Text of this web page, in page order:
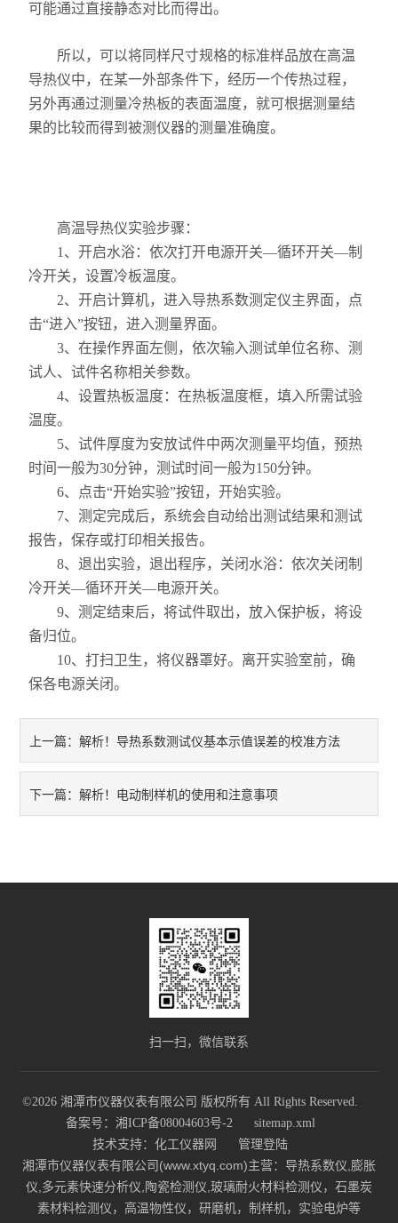
耐火材料保温材料检测仪
石墨炭素检测仪
实验室制样及研磨设备
混凝土、岩土检测仪
直读式透气性测定仪
震摆式筛砂机
可能通过直接静态对比而得出。
所以，可以将同样尺寸规格的标准样品放在高温
导热仪中，在某一外部条件下，经历一个传热过程，
另外再通过测量冷热板的表面温度，就可根据测量结
果的比较而得到被测仪器的测量准确度。
高温导热仪实验步骤：
1、开启水浴：依次打开电源开关—循环开关—制
冷开关，设置冷板温度。
2、开启计算机，进入导热系数测定仪主界面，点
击“进入”按钮，进入测量界面。
3、在操作界面左侧，依次输入测试单位名称、测
试人、试件名称相关参数。
4、设置热板温度：在热板温度框，填入所需试验
温度。
5、试件厚度为安放试件中两次测量平均值，预热
时间一般为30分钟，测试时间一般为150分钟。
6、点击“开始实验”按钮，开始实验。
7、测定完成后，系统会自动给出测试结果和测试
报告，保存或打印相关报告。
8、退出实验，退出程序，关闭水浴：依次关闭制
冷开关—循环开关—电源开关。
9、测定结束后，将试件取出，放入保护板，将设
备归位。
10、打扫卫生，将仪器罩好。离开实验室前，确
保各电源关闭。
上一篇：解析！导热系数测试仪基本示值误差的校准方法
下一篇：解析！电动制样机的使用和注意事项
扫一扫，微信联系
©2026 湘潭市仪器仪表有限公司 版权所有 All Rights Reserved.
备案号：湘ICP备08004603号-2
sitemap.xml
技术支持： 化工仪器网 管理登陆
湘潭市仪器仪表有限公司(www.xtyq.com)主营：导热系数仪,膨胀
仪,多元素快速分析仪,陶瓷检测仪,玻璃耐火材料检测仪，石墨炭
素材料检测仪，高温物性仪，研磨机，制样机，实验电炉等